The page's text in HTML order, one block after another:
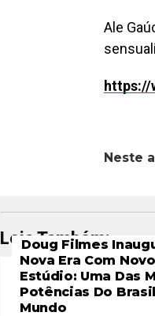
Ale
https://
Neste
Leia Também:
Doug Filmes
Nova Era Com Novo
Estúdio: Uma Das
Potências Do
Mundo